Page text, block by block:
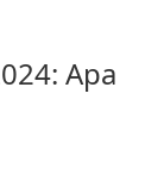
Apa